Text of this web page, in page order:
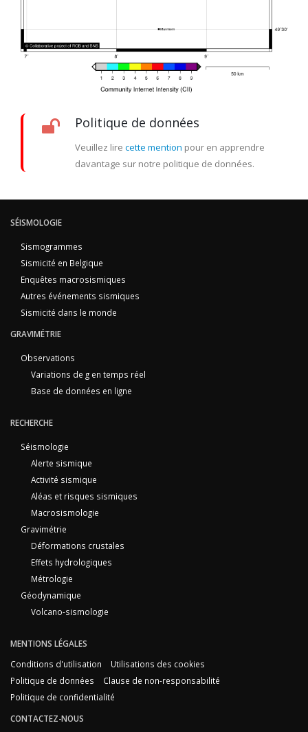
Politique de données
Veuillez lire cette mention pour en apprendre
davantage sur notre politique de données.
SÉISMOLOGIE
Sismogrammes
Sismicité en Belgique
Enquêtes macrosismiques
Autres événements sismiques
Sismicité dans le monde
GRAVIMÉTRIE
Observations
Variations de g en temps réel
Base de données en ligne
RECHERCHE
Séismologie
Alerte sismique
Activité sismique
Aléas et risques sismiques
Macrosismologie
Gravimétrie
Déformations crustales
Effets hydrologiques
Métrologie
Géodynamique
Volcano-sismologie
MENTIONS LÉGALES
Conditions d'utilisation
Utilisations des cookies
Politique de données
Clause de non-responsabilité
Politique de confidentialité
CONTACTEZ-NOUS